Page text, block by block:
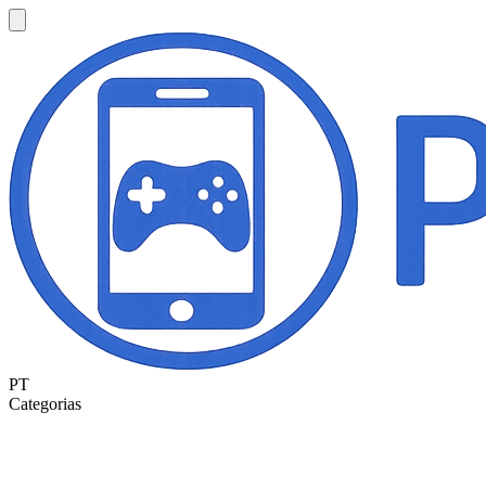
PT
Categorias